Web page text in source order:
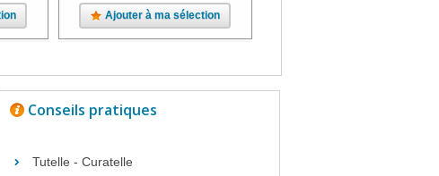
Ajouter à ma sélection
Conseils pratiques
Tutelle - Curatelle